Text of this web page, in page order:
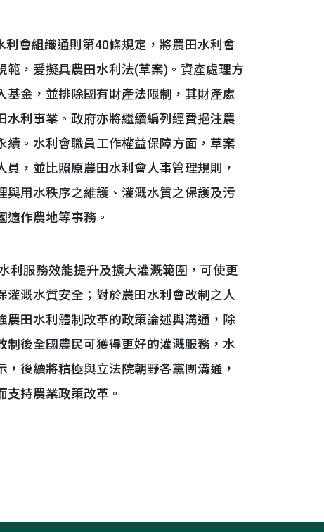
會組織通則第40條規定，將農田水利會
，爰擬具農田水利法(草案)。資產處理方
金，並排除國有財產法限制，其財產處
利事業。政府亦將繼續編列經費挹注農
。水利會職員工作權益保障方面，草案
，並比照原農田水利會人事管理規則，
用水秩序之維護、灌溉水質之保護及污
作農地等事務。
服務效能提升及擴大灌溉範圍，可使更
溉水質安全；對於農田水利會改制之人
農田水利體制改革的政策論述與溝通，除
後全國農民可獲得更好的灌溉服務，水
後續將積極與立法院朝野各黨團溝通，
持農業政策改革。